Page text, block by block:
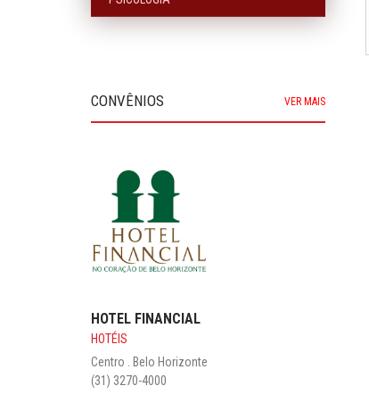
CONVÊNIOS VER MAIS
HOTEL FINANCIAL
HOTÉIS
Centro . Belo Horizonte
(31) 3270-4000